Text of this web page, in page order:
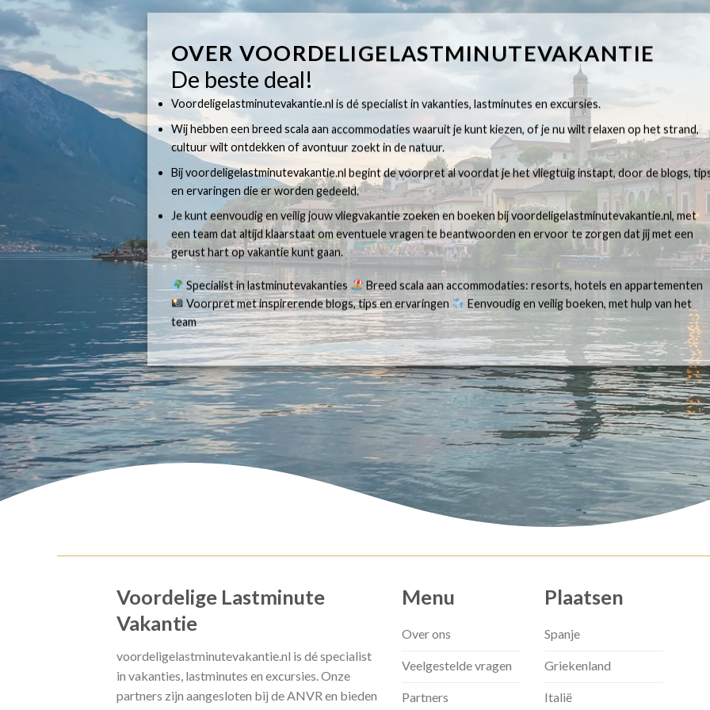
OVER VOORDELIGELASTMINUTEVAKANTIE
De beste deal!
Voordeligelastminutevakantie.nl is dé specialist in vakanties, lastminutes en excursies.
Wij hebben een breed scala aan accommodaties waaruit je kunt kiezen, of je nu wilt relaxen op het strand,
cultuur wilt ontdekken of avontuur zoekt in de natuur.
Bij voordeligelastminutevakantie.nl begint de voorpret al voordat je het vliegtuig instapt, door de blogs,
en ervaringen die er worden gedeeld.
Je kunt eenvoudig en veilig jouw vliegvakantie zoeken en boeken bij voordeligelastminutevakantie.nl, met
een team dat altijd klaarstaat om eventuele vragen te beantwoorden en ervoor te zorgen dat jij met een
gerust hart op vakantie kunt gaan.
Specialist in lastminutevakanties
Breed scala aan accommodaties: resorts, hotels en appartementen
Voorpret met inspirerende blogs, tips en ervaringen
Eenvoudig en veilig boeken, met hulp van het
team
Voordelige Lastminute
Vakantie
voordeligelastminutevakantie.nl is dé specialist
in vakanties, lastminutes en excursies. Onze
partners zijn aangesloten bij de ANVR en bieden
Menu
Over ons
Veelgestelde vragen
Partners
Plaatsen
Spanje
Griekenland
Italië